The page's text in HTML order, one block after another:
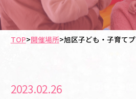
TOP>開催場所>旭区子ども・子育
2023.02.26